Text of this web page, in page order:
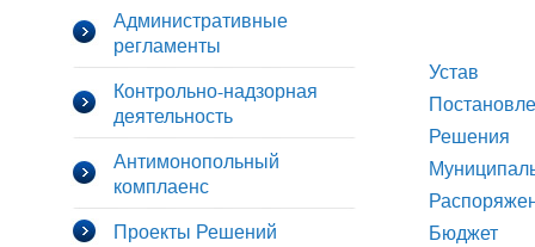
Административные
регламенты
Контрольно-надзорная
деятельность
Антимонопольный
комплаенс
Проекты Решений
Устав
Решения
Бюджет